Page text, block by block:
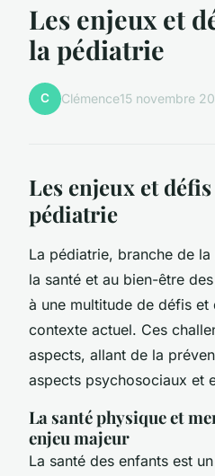
Les enjeux et
la pédiatrie
C Clémence15 novembre
Les enjeux et
pédiatrie
La pédiatrie, branche de
la santé et au bien-être
à une multitude de défis et
contexte actuel. Ces
aspects, allant de la
aspects psychosociaux et
La santé physique et
enjeu majeur
La santé des enfants est